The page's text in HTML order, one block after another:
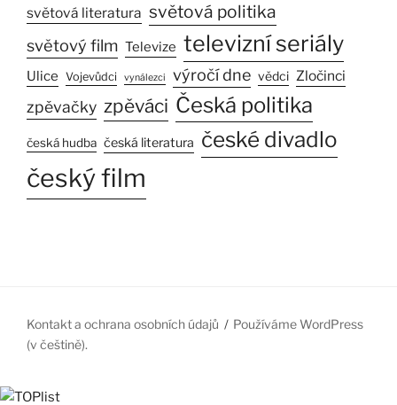
světová literatura světová politika
světový film Televize televizní seriály
Ulice Vojevůdci vynálezci výročí dne vědci Zločinci
zpěvačky zpěváci Česká politika
česká hudba česká literatura české divadlo
český film
Kontakt a ochrana osobních údajů
Používáme WordPress
(v češtině).